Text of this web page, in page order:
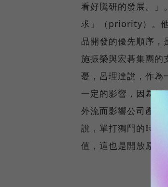
看好騰研的發展。」
求」（priority）。
品開發的優先順序，
施振榮與宏碁集團的
憂，呂理達說，作為
一定的影響，因為
外流而影響公司產品
說，單打獨鬥的時代
值，這也是開放原始